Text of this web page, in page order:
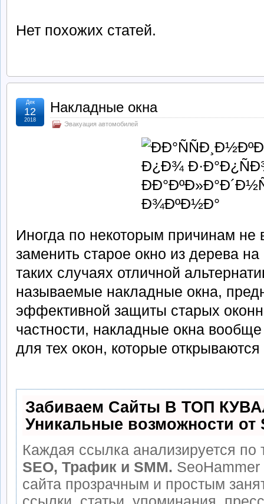
Нет похожих статей.
Накладные окна
Эвакуация автомобилей
Дек
12
2018
Иногда по некоторым причинам не
заменить старое окно из дерева
таких случаях отличной
называемые накладные окна,
эффективной защиты старых
частности, накладные окна
для тех окон, которые
Забиваем Сайты В ТОП
Уникальные возможности от
Каждая ссылка анализируется по
SEO, Трафик и SMM.
сайта прозрачным и простым